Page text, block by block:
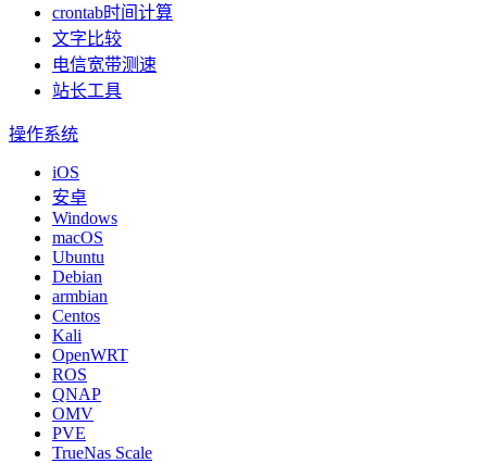
crontab时间计算
文字比较
电信宽带测速
站长工具
操作系统
iOS
安卓
Windows
macOS
Ubuntu
Debian
armbian
Centos
Kali
OpenWRT
ROS
QNAP
OMV
PVE
TrueNas Scale